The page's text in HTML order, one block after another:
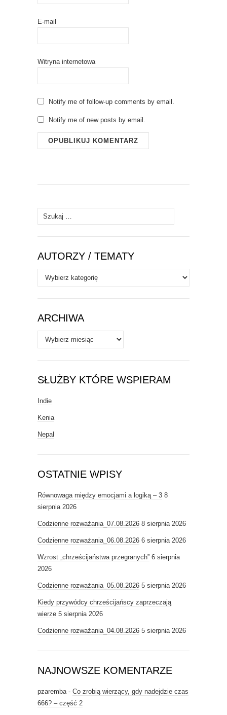
E-mail
Witryna internetowa
Notify me of follow-up comments by email.
Notify me of new posts by email.
Szukaj:
AUTORZY / TEMATY
Autorzy
/
Tematy
ARCHIWA
Archiwa
SŁUŻBY KTÓRE WSPIERAM
Indie
Kenia
Nepal
OSTATNIE WPISY
Równowaga między emocjami a logiką – 3 8
sierpnia 2026
Codzienne rozważania_07.08.2026 8 sierpnia 2026
Codzienne rozważania_06.08.2026 6 sierpnia 2026
Wzrost „chrześcijaństwa przegranych” 6 sierpnia
2026
Codzienne rozważania_05.08.2026 5 sierpnia 2026
Kiedy przywódcy chrześcijańscy zaprzeczają
wierze 5 sierpnia 2026
Codzienne rozważania_04.08.2026 5 sierpnia 2026
NAJNOWSZE KOMENTARZE
pzaremba - Co zrobią wierzący, gdy nadejdzie czas
666? – część 2